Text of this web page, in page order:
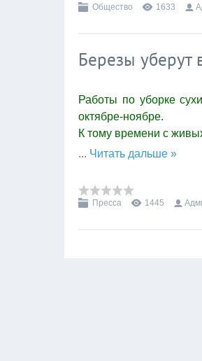
Общество 1633
Березы уберут
Работы по уборке
октябре-ноябре.
К тому времени с
... Читать дальше »
Пресса 1445